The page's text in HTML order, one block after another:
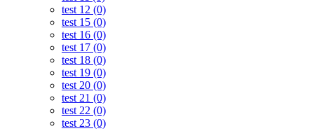
test 12 (0)
test 15 (0)
test 16 (0)
test 17 (0)
test 18 (0)
test 19 (0)
test 20 (0)
test 21 (0)
test 22 (0)
test 23 (0)